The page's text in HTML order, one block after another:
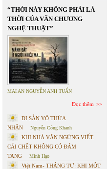
“THỜI NÀY KHÔNG PHẢI LÀ
THỜI CỦA VĂN CHƯƠNG
NGHỆ THUẬT”
MAI AN NGUYỄN ANH TUẤN
Đọc thêm
DI SẢN VÔ THỪA
NHẬN
Nguyễn Công Khanh
KHI NHÀ VĂN NGỪNG VIẾT:
CÁI CHẾT KHÔNG CÓ ĐÁM
TANG
Minh Hạo
Việt Nam- THÁNG TƯ: KHI MỘT